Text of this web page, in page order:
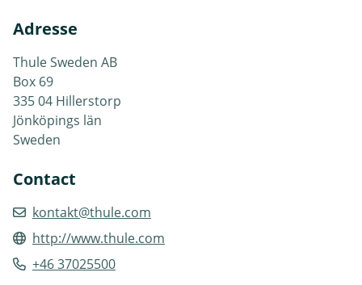
Adresse
Thule Sweden AB
Box 69
335 04 Hillerstorp
Jönköpings län
Sweden
Contact
kontakt@thule.com
http://www.thule.com
+46 37025500